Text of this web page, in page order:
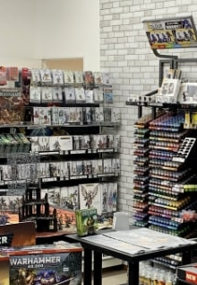
は、単なるゲームやホビーで
は、単なるゲームやホビーで
ウォーハンマー] コンバットパトロー
円(税込)